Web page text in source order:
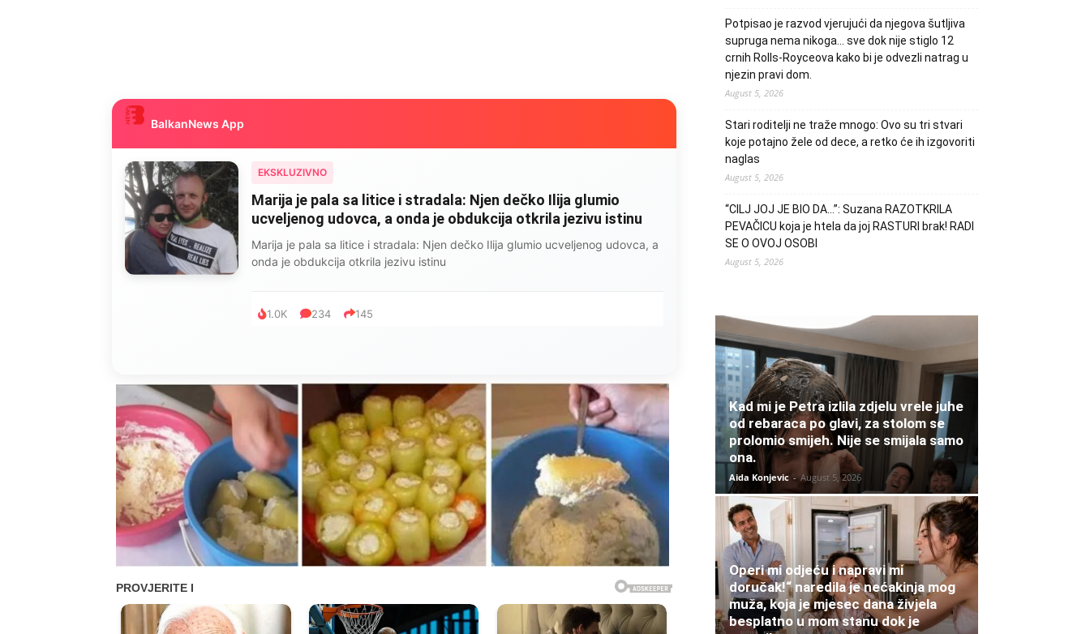
BalkanNews App
EKSKLUZIVNO
Marija je pala sa litice i stradala: Njen dečko Ilija glumio
ucveljenog udovca, a onda je obdukcija otkrila jezivu istinu
Marija je pala sa litice i stradala: Njen dečko Ilija glumio ucveljenog udovca, a
onda je obdukcija otkrila jezivu istinu
1.0K 234 145
Potpisao je razvod vjerujući da njegova šutljiva
supruga nema nikoga… sve dok nije stiglo 12
crnih Rolls-Royceova kako bi je odvezli natrag u
njezin pravi dom.
August 5, 2026
Stari roditelji ne traže mnogo: Ovo su tri stvari
koje potajno žele od dece, a retko će ih izgovoriti
naglas
August 5, 2026
“CILJ JOJ JE BIO DA…”: Suzana RAZOTKRILA
PEVAČICU koja je htela da joj RASTURI brak! RADI
SE O OVOJ OSOBI
August 5, 2026
Kad mi je Petra izlila zdjelu vrele juhe
od rebaraca po glavi, za stolom se
prolomio smijeh. Nije se smijala samo
ona.
Aida Konjevic - August 5, 2026
Operi mi odjeću i napravi mi
doručak!“ naredila je nećakinja mog
muža, koja je mjesec dana živjela
besplatno u mom stanu dok je